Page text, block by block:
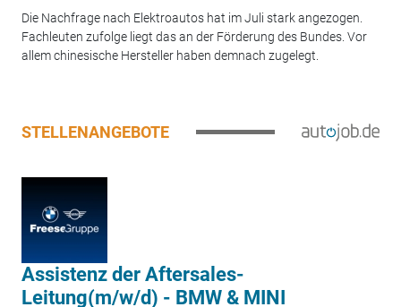
Die Nachfrage nach Elektroautos hat im Juli stark angezogen.
Fachleuten zufolge liegt das an der Förderung des Bundes. Vor
allem chinesische Hersteller haben demnach zugelegt.
STELLENANGEBOTE
Assistenz der Aftersales-
Leitung(m/w/d) - BMW & MINI